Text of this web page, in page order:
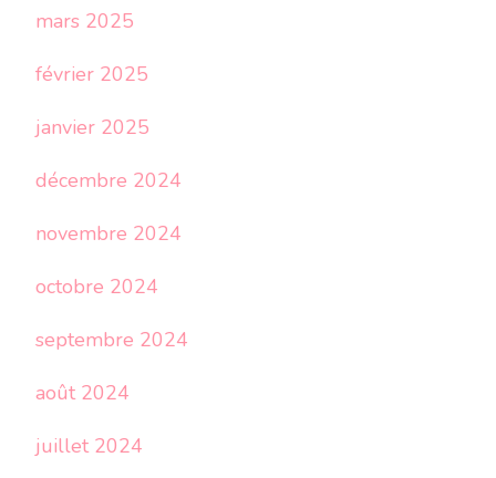
mars 2025
février 2025
janvier 2025
décembre 2024
novembre 2024
octobre 2024
septembre 2024
août 2024
juillet 2024